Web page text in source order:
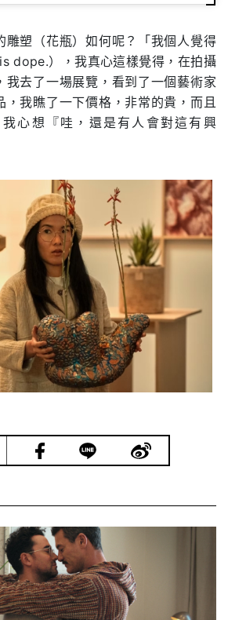
雕塑（花瓶）如何呢？「我個人覺得
dope.），我真心這樣覺得，在拍攝
我去了一場展覽，看到了一個藝術家
，我瞧了一下價格，非常的貴，而且
心想『哇，還是有人會對這有興